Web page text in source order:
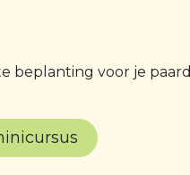
beplanting voor je